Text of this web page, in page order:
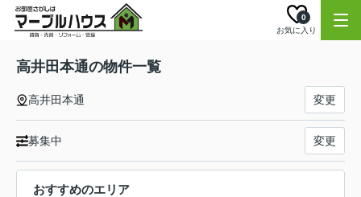
お気に入り
0
高井田本通の物件一覧
高井田本通 変更
募集中 変更
おすすめのエリア